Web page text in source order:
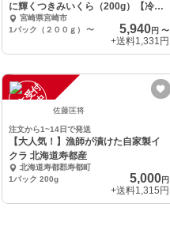
に輝くつきみいくら（200g）【冷凍
でお届け】
宮崎県宮崎市
1パック（２００ｇ）
〜 5,940円 〜
+送料1,331円
注
文
受
付
停
止
中 佐藤匡将
注文から1~14日で発送
【大人気！】漁師が漬けた自家製イ
クラ 北海道寿都産
北海道寿都郡寿都町
1パック 200g
5,000円
+送料1,315円